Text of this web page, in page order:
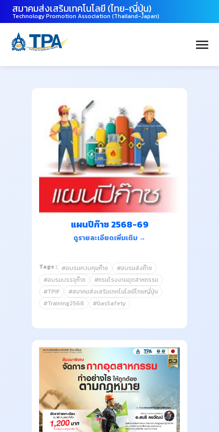
สมาคมส่งเสริมเทคโนโลยี (ไทย-ญี่ปุ่น)
Technology Promotion Association (Thailand-Japan)
แผนปีก๊าซ 2568-69
ดูรายละเอียดเพิ่มเติม →
Tags : #อบรมควบคุมก๊าซ
#อบรมส่งก๊าซ
#อบรมบรรจุก๊าซ
#กรมโรงงานอุตสาหกรรม
#TPIF
#สมาคมส่งเสริมเทคโนโลยีไทยญี่ปุ่น
#Training2568
#GasSafety